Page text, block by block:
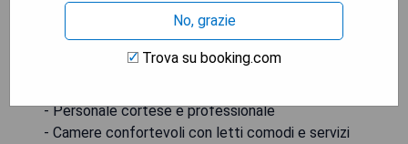
Pros:
- Posizione centrale nel cuore di Memphis
- Personale cortese e professionale
- Camere confortevoli con letti comodi e servizi
No, grazie
Trova su booking.com